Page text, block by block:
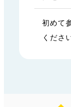
初めて
くださ